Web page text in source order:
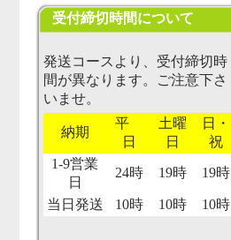
受付締切時間について
発送コースより、受付締切時
間が異なります。ご注意下さ
いませ。
納期
平
日
土曜
日
日・
祝
1-9営業
日
24時 19時 19時
当日発送 10時 10時 10時